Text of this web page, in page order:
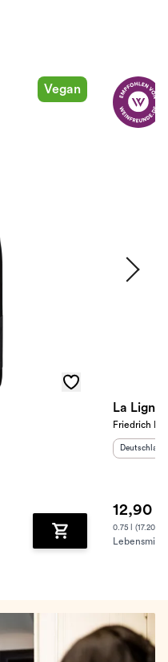
Vegan
Zum Warenkorb
La
Friedrich
Deutschland
12,90 €
0.75 l (17.20 €